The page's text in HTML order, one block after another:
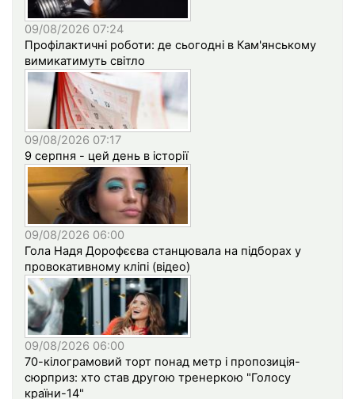
09/08/2026 07:24
Профілактичні роботи: де сьогодні в Кам'янському
вимикатимуть світло
09/08/2026 07:17
9 серпня - цей день в історії
09/08/2026 06:00
Гола Надя Дорофєєва станцювала на підборах у
провокативному кліпі (відео)
09/08/2026 06:00
70-кілограмовий торт понад метр і пропозиція-
сюрприз: хто став другою тренеркою "Голосу
країни-14"